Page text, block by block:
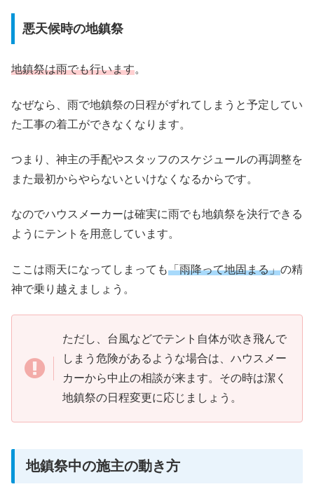
悪天候時の地鎮祭
地鎮祭は雨でも行います。
なぜなら、雨で地鎮祭の日程がずれてしまうと予定してい
た工事の着工ができなくなります。
つまり、神主の手配やスタッフのスケジュールの再調整を
また最初からやらないといけなくなるからです。
なのでハウスメーカーは確実に雨でも地鎮祭を決行できる
ようにテントを用意しています。
ここは雨天になってしまっても「雨降って地固まる」の精
神で乗り越えましょう。
ただし、台風などでテント自体が吹き飛んで
しまう危険があるような場合は、ハウスメー
カーから中止の相談が来ます。その時は潔く
地鎮祭の日程変更に応じましょう。
地鎮祭中の施主の動き方